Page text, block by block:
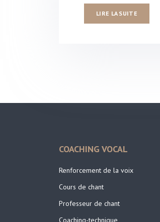
LIRE LA SUITE
COACHING VOCAL
Renforcement de la voix
Cours de chant
Professeur de chant
Coaching-technique